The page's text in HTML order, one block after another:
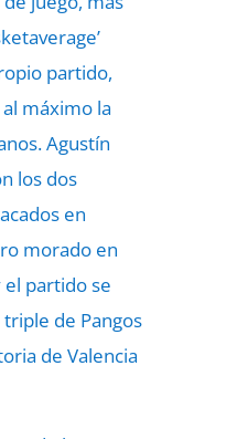
partido,
máximo la
Agustín
los dos
en
morado en
partido se
de Pangos
de Valencia